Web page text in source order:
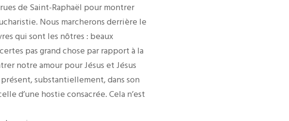
de Saint-Raphaël pour montrer
Nous marcherons derrière le
qui sont les nôtres : beaux
pas grand chose par rapport à la
notre amour pour Jésus et Jésus
substantiellement, dans son
d’une hostie consacrée. Cela n’est